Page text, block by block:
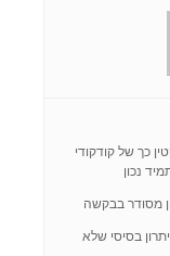
כך של קודקודי
נכון
מסודר בבקשה
בסיסי שלא